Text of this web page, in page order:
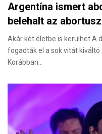
Argentína ismert
belehalt az
Akár két életbe is kerülhet A
fogadták el a sok vitát
Korábban…